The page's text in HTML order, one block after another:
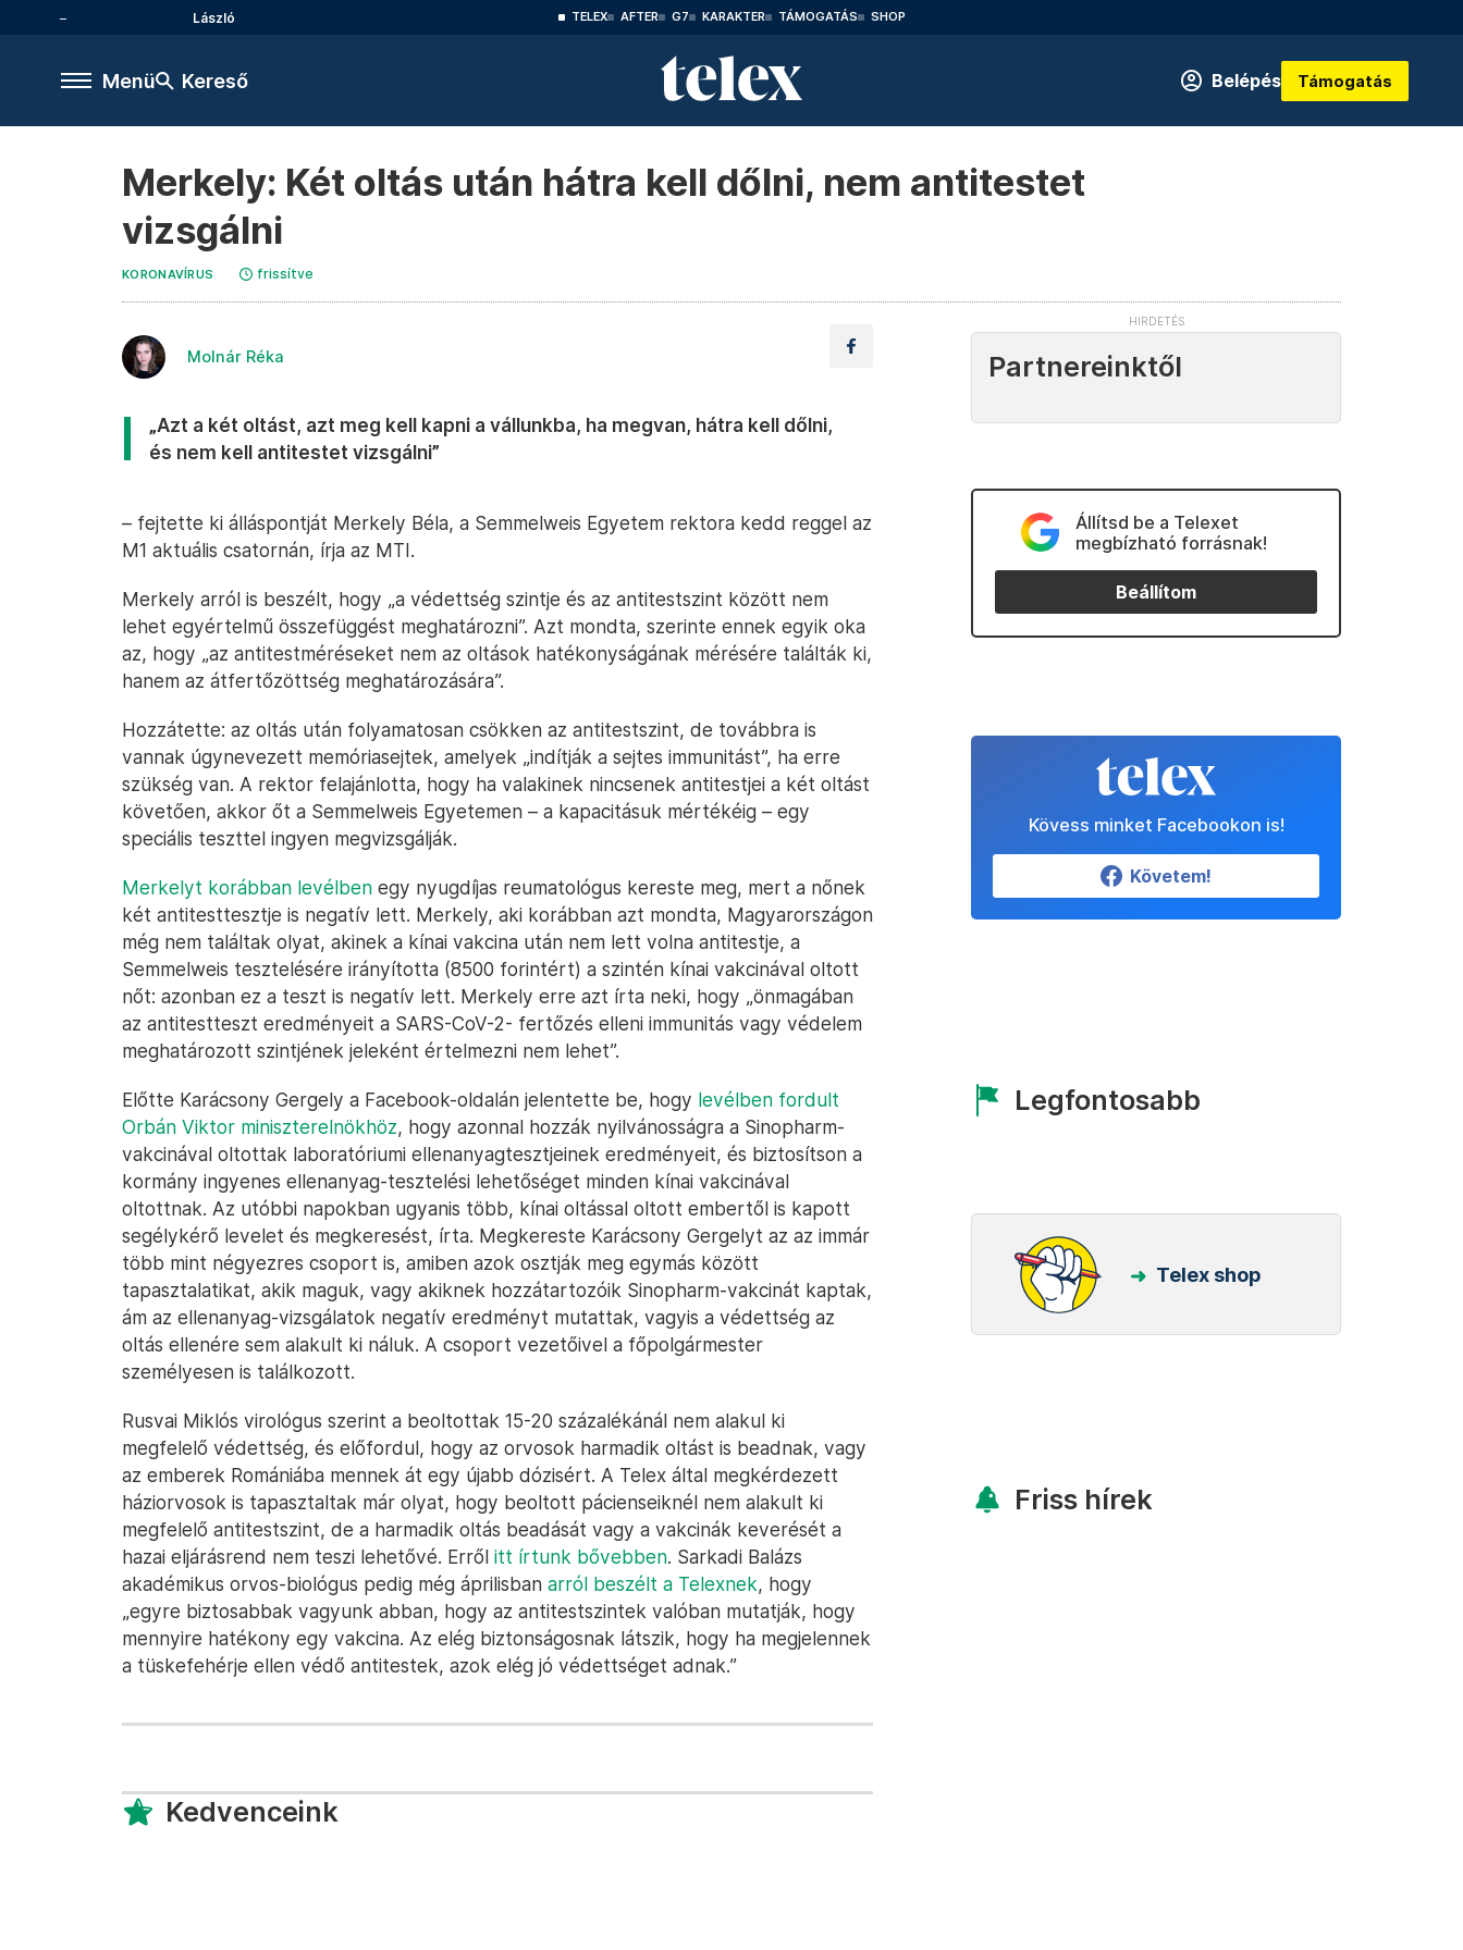
László TELEX AFTER G7 KARAKTER TÁMOGATÁS SHOP
Menü Kereső Belépés Támogatás
Merkely: Két oltás után hátra kell dőlni, nem antitestet
vizsgálni
KORONAVÍRUS frissítve
Molnár Réka
„Azt a két oltást, azt meg kell kapni a vállunkba, ha megvan, hátra kell dőlni,
és nem kell antitestet vizsgálni”
– fejtette ki álláspontját Merkely Béla, a Semmelweis Egyetem rektora kedd reggel az
M1 aktuális csatornán, írja az MTI.
Merkely arról is beszélt, hogy „a védettség szintje és az antitestszint között nem
lehet egyértelmű összefüggést meghatározni”. Azt mondta, szerinte ennek egyik oka
az, hogy „az antitestméréseket nem az oltások hatékonyságának mérésére találták ki,
hanem az átfertőzöttség meghatározására”.
Hozzátette: az oltás után folyamatosan csökken az antitestszint, de továbbra is
vannak úgynevezett memóriasejtek, amelyek „indítják a sejtes immunitást”, ha erre
szükség van. A rektor felajánlotta, hogy ha valakinek nincsenek antitestjei a két oltást
követően, akkor őt a Semmelweis Egyetemen – a kapacitásuk mértékéig – egy
speciális teszttel ingyen megvizsgálják.
Merkelyt korábban levélben egy nyugdíjas reumatológus kereste meg, mert a nőnek
két antitesttesztje is negatív lett. Merkely, aki korábban azt mondta, Magyarországon
még nem találtak olyat, akinek a kínai vakcina után nem lett volna antitestje, a
Semmelweis tesztelésére irányította (8500 forintért) a szintén kínai vakcinával oltott
nőt: azonban ez a teszt is negatív lett. Merkely erre azt írta neki, hogy „önmagában
az antitestteszt eredményeit a SARS-CoV-2- fertőzés elleni immunitás vagy védelem
meghatározott szintjének jeleként értelmezni nem lehet”.
Előtte Karácsony Gergely a Facebook-oldalán jelentette be, hogy levélben fordult
Orbán Viktor miniszterelnökhöz, hogy azonnal hozzák nyilvánosságra a Sinopharm-
vakcinával oltottak laboratóriumi ellenanyagtesztjeinek eredményeit, és biztosítson a
kormány ingyenes ellenanyag-tesztelési lehetőséget minden kínai vakcinával
oltottnak. Az utóbbi napokban ugyanis több, kínai oltással oltott embertől is kapott
segélykérő levelet és megkeresést, írta. Megkereste Karácsony Gergelyt az az immár
több mint négyezres csoport is, amiben azok osztják meg egymás között
tapasztalatikat, akik maguk, vagy akiknek hozzátartozóik Sinopharm-vakcinát kaptak,
ám az ellenanyag-vizsgálatok negatív eredményt mutattak, vagyis a védettség az
oltás ellenére sem alakult ki náluk. A csoport vezetőivel a főpolgármester
személyesen is találkozott.
Rusvai Miklós virológus szerint a beoltottak 15-20 százalékánál nem alakul ki
megfelelő védettség, és előfordul, hogy az orvosok harmadik oltást is beadnak, vagy
az emberek Romániába mennek át egy újabb dózisért. A Telex által megkérdezett
háziorvosok is tapasztaltak már olyat, hogy beoltott pácienseiknél nem alakult ki
megfelelő antitestszint, de a harmadik oltás beadását vagy a vakcinák keverését a
hazai eljárásrend nem teszi lehetővé. Erről itt írtunk bővebben. Sarkadi Balázs
akadémikus orvos-biológus pedig még áprilisban arról beszélt a Telexnek, hogy
„egyre biztosabbak vagyunk abban, hogy az antitestszintek valóban mutatják, hogy
mennyire hatékony egy vakcina. Az elég biztonságosnak látszik, hogy ha megjelennek
a tüskefehérje ellen védő antitestek, azok elég jó védettséget adnak.”
Kedvenceink
Partnereinktől
Állítsd be a Telexet
megbízható forrásnak!
Beállítom
Kövess minket Facebookon is!
Követem!
Legfontosabb
Telex shop
Friss hírek